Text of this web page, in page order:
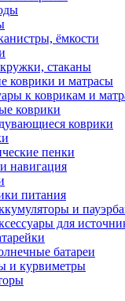
ёмкости
стаканы
коврики и матрасы
к коврикам и
коврики
коврики
пенки
навигация
питания
и
для
батареи
и курвиметры